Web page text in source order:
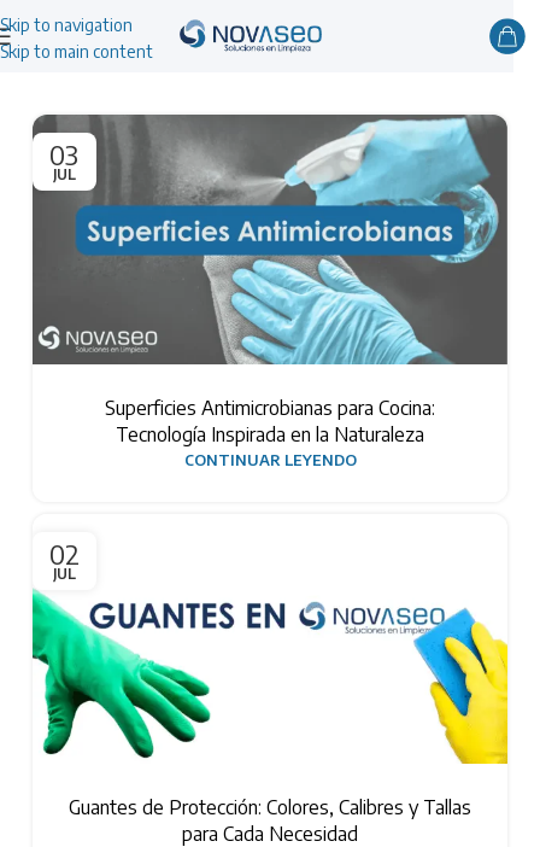
Skip to navigation
Skip to main content
03
JUL
Superficies Antimicrobianas para Cocina:
Tecnología Inspirada en la Naturaleza
CONTINUAR LEYENDO
02
JUL
Guantes de Protección: Colores, Calibres y Tallas
para Cada Necesidad